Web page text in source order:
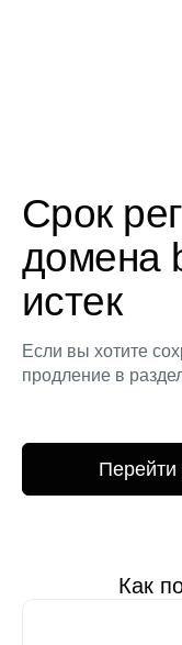
Срок
домена
истек
Если вы хотите
продление в
Перейти
Как